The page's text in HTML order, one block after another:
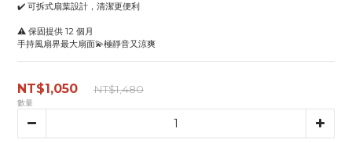
✔️ 可拆式扇葉設計，清潔更便利
⚠️ 保固提供 12 個月
手持風扇界最大扇面💫極靜音又涼爽
NT$1,050 NT$1,480
數量